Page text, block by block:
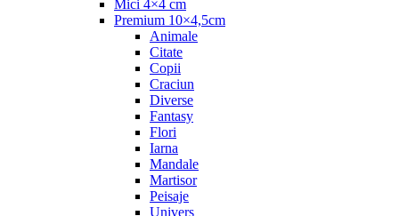
Mici 4×4 cm
Premium 10×4,5cm
Animale
Citate
Copii
Craciun
Diverse
Fantasy
Flori
Iarna
Mandale
Martisor
Peisaje
Univers